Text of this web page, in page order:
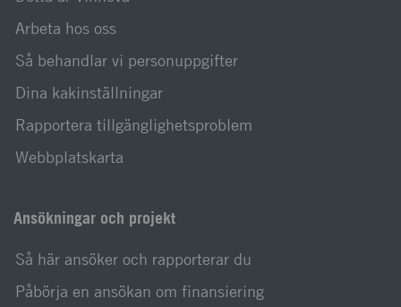
Arbeta hos oss
Så behandlar vi personuppgifter
Dina kakinställningar
Rapportera tillgänglighetsproblem
Webbplatskarta
Ansökningar och projekt
Så här ansöker och rapporterar du
Påbörja en ansökan om finansiering